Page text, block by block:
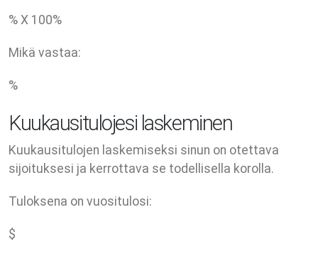
% X 100%
Mikä vastaa:
%
Kuukausitulojesi laskeminen
Kuukausitulojen laskemiseksi sinun on otettava
sijoituksesi ja kerrottava se todellisella korolla.
Tuloksena on vuositulosi:
$